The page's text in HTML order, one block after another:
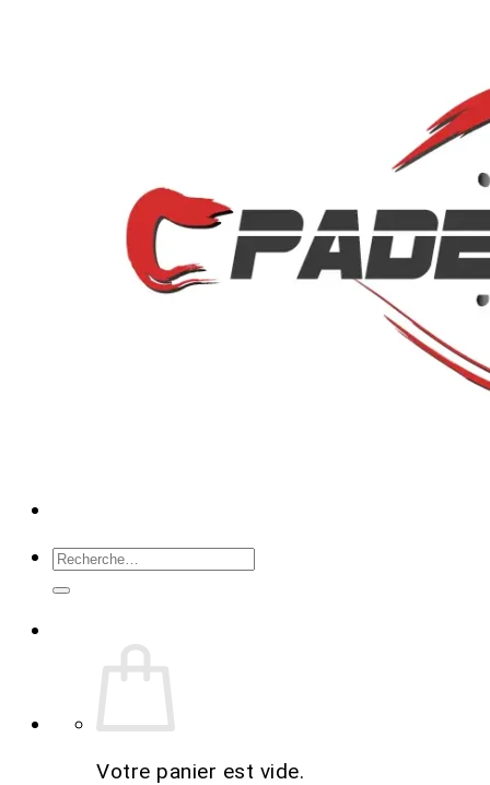
Votre panier est vide.